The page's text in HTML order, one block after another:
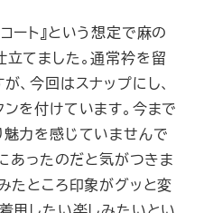
ート』という想定で麻の
てました。通常衿を留
、今回はスナップにし、
を付けています。今まで
力を感じていませんで
あったのだと気がつきま
たところ印象がグッと変